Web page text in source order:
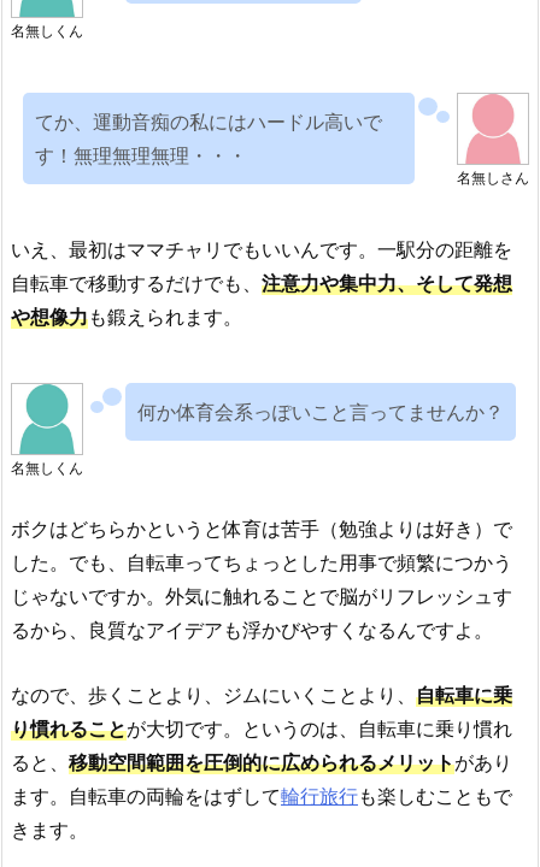
名無しくん
名無しさん
てか、運動音痴の私にはハードル高いで
す！無理無理無理・・・
いえ、最初はママチャリでもいいんです。一駅分の距離を
自転車で移動するだけでも、 注意力や集中力、そして発想
や想像力も鍛えられます。
名無しくん
何か体育会系っぽいこと言ってませんか？
ボクはどちらかというと体育は苦手（勉強よりは好き）で
した。でも、自転車ってちょっとした用事で頻繁につかう
じゃないですか。外気に触れることで脳がリフレッシュす
るから、良質なアイデアも浮かびやすくなるんですよ。
なので、歩くことより、ジムにいくことより、 自転車に乗
り慣れることが大切です。というのは、自転車に乗り慣れ
ると、 移動空間範囲を圧倒的に広められるメリットがあり
ます。自転車の両輪をはずして輪行旅行も楽しむこともで
きます。